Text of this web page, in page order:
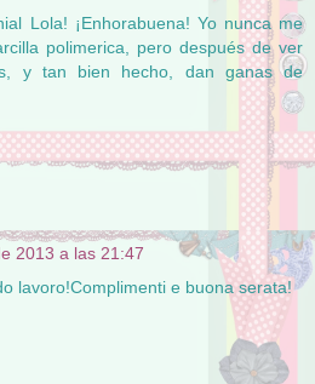
Lola! ¡Enhorabuena! Yo nunca me
polimerica, pero después de ver
y tan bien hecho, dan ganas de
2013 a las 21:47
lavoro!Complimenti e buona serata!